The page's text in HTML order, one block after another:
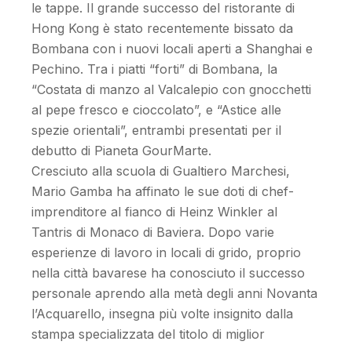
le tappe. Il grande successo del ristorante di
Hong Kong è stato recentemente bissato da
Bombana con i nuovi locali aperti a Shanghai e
Pechino. Tra i piatti “forti” di Bombana, la
“Costata di manzo al Valcalepio con gnocchetti
al pepe fresco e cioccolato”, e “Astice alle
spezie orientali”, entrambi presentati per il
debutto di Pianeta GourMarte.
Cresciuto alla scuola di Gualtiero Marchesi,
Mario Gamba ha affinato le sue doti di chef-
imprenditore al fianco di Heinz Winkler al
Tantris di Monaco di Baviera. Dopo varie
esperienze di lavoro in locali di grido, proprio
nella città bavarese ha conosciuto il successo
personale aprendo alla metà degli anni Novanta
l’Acquarello, insegna più volte insignito dalla
stampa specializzata del titolo di miglior